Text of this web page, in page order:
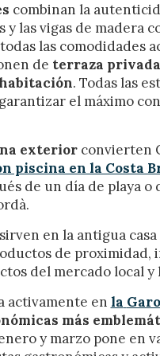
combinan la
y las vigas de madera
las comodidades
de terraza privada
. Todas las
el máximo
exteriorconvierten
piscina en la Costa
de un día de playa o
en la antigua
de proximidad,
del mercado local y
activamente en la
más
y marzo pone en
de
uso